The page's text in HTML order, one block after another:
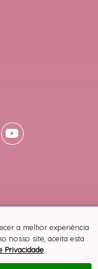
PLATAFORMA B2B
a melhor experiência
nosso site, aceita esta
Privacidade